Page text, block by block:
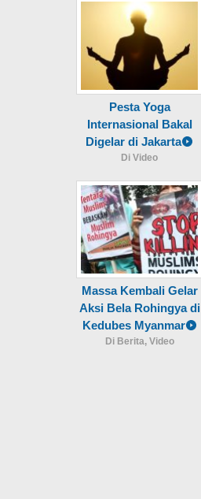
Pesta Yoga
Internasional Bakal
Digelar di Jakarta
Di Video
Massa Kembali Gelar
Aksi Bela Rohingya di
Kedubes Myanmar
Di Berita, Video